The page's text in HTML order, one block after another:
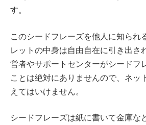
す。
このシードフレーズを他人に知られ
レットの中身は自由自在に引き出さ
営者やサポートセンターがシードフ
ことは絶対にありませんので、ネッ
えてはいけません。
シードフレーズは紙に書いて金庫な